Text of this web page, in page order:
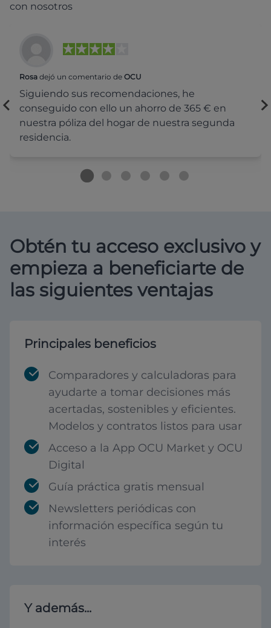
con nosotros
Rosa dejó un comentario de OCU
Siguiendo sus recomendaciones, he
conseguido con ello un ahorro de 365 € en
nuestra póliza del hogar de nuestra segunda
residencia.
Obtén tu acceso exclusivo y
empieza a beneficiarte de
las siguientes ventajas
Principales beneficios
Comparadores y calculadoras para
ayudarte a tomar decisiones más
acertadas, sostenibles y eficientes.
Modelos y contratos listos para usar
Acceso a la App OCU Market y OCU
Digital
Guía práctica gratis mensual
Newsletters periódicas con
información específica según tu
interés
Y además...